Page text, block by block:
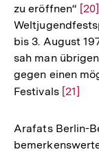
zu eröffnen“ Zur
der
[20]
bis 3. August
sah man
gegen einen
Festivals Zur
der
[21]
Arafats Berlin-